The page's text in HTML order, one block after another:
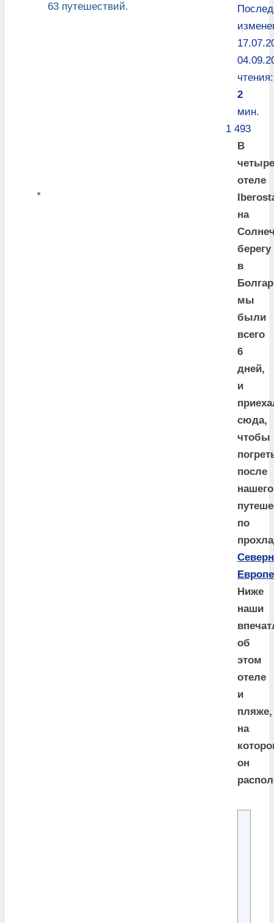
чтения:
2
мин.
1 493
В
отеле
на
берегу
в
мы
были
всего
6
дней,
и
сюда,
чтобы
после
нашего
по
Европе
Ниже
наши
об
этом
отеле
и
пляже,
на
он
63 путешествий.